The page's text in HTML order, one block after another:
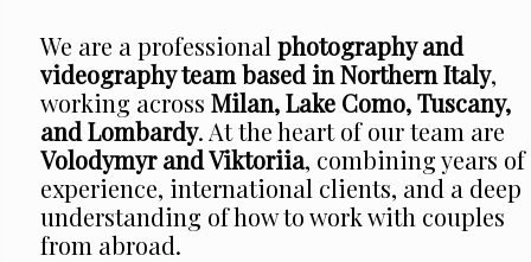
We are a professionalphotography and
videography team based in Northern Italy,
working acrossMilan, Lake Como, Tuscany,
and Lombardy. At the heart of our team are
Volodymyr and Viktoriia, combining years of
experience, international clients, and a deep
understanding of how to work with couples
from abroad.